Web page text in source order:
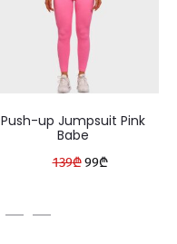
Push-up Jumpsuit Pink
Babe
139₾Original
99₾Current